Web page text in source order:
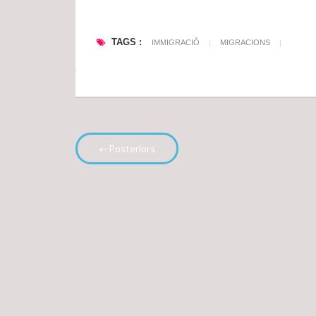
TAGS : IMMIGRACIÓ | MIGRACIONS |
...
←Posteriors